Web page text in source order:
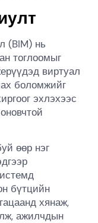
(BIM) нь
тоглоомыг
виртуал
боломжийг
эхлэхээс
өөр нэг
бүтцийн
хянаж,
ажилчдын